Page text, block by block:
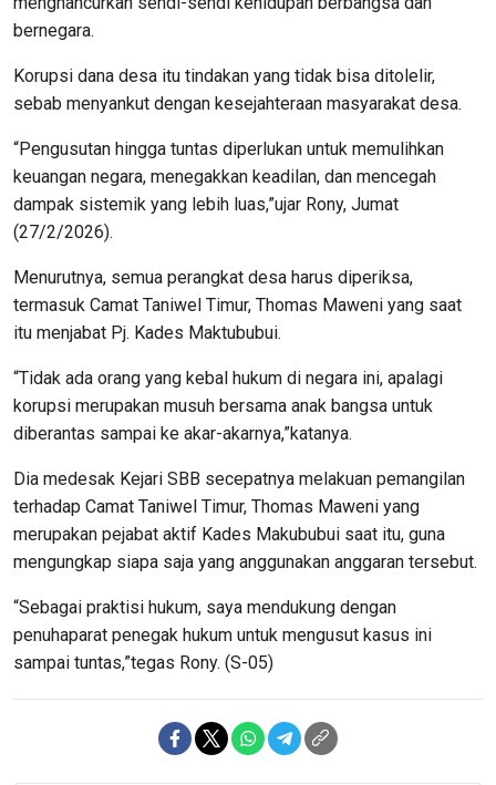
bernegara.
Korupsi dana desa itu tindakan yang tidak bisa ditolelir,
sebab menyankut dengan kesejahteraan masyarakat desa.
“Pengusutan hingga tuntas diperlukan untuk memulihkan
keuangan negara, menegakkan keadilan, dan mencegah
dampak sistemik yang lebih luas,”ujar Rony, Jumat
(27/2/2026).
Menurutnya, semua perangkat desa harus diperiksa,
termasuk Camat Taniwel Timur, Thomas Maweni yang saat
itu menjabat Pj. Kades Maktububui.
“Tidak ada orang yang kebal hukum di negara ini, apalagi
korupsi merupakan musuh bersama anak bangsa untuk
diberantas sampai ke akar-akarnya,”katanya.
Dia medesak Kejari SBB secepatnya melakuan pemangilan
terhadap Camat Taniwel Timur, Thomas Maweni yang
merupakan pejabat aktif Kades Makububui saat itu, guna
mengungkap siapa saja yang anggunakan anggaran tersebut.
“Sebagai praktisi hukum, saya mendukung dengan
penuhaparat penegak hukum untuk mengusut kasus ini
sampai tuntas,”tegas Rony. (S-05)